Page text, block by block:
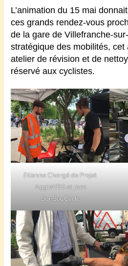
L’animation du 15 mai
ces grands rendez-vous
de la gare de Villefranche-
stratégique des mobilités, cet
atelier de révision et de
réservé aux cyclistes.
Etienne Chargé de Projet
AggloVBS et Jaco
SanSouCycle